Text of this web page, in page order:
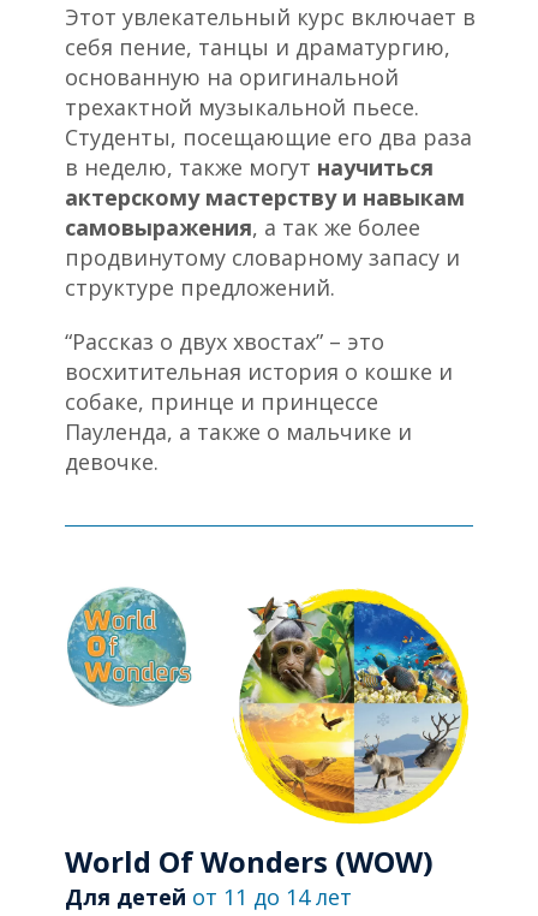
Этот увлекательный курс включает в
себя пение, танцы и драматургию,
основанную на оригинальной
трехактной музыкальной пьесе.
Студенты, посещающие его два раза
в неделю, также могут научиться
актерскому мастерству и навыкам
самовыражения, а так же более
продвинутому словарному запасу и
структуре предложений.
“Рассказ о двух хвостах” – это
восхитительная история о кошке и
собаке, принце и принцессе
Пауленда, а также о мальчике и
девочке.
World Of Wonders (WOW)
Для детей от 11 до 14 лет